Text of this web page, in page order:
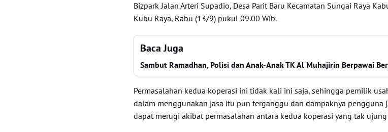
Bizpark Jalan Arteri Supadio, Desa Parit Baru Kecamatan Sungai Raya
Kubu Raya, Rabu (13/9) pukul 09.00 Wib.
Baca Juga
Sambut Ramadhan, Polisi dan Anak-Anak TK Al Muhajirin Berpawai
Permasalahan kedua koperasi ini tidak kali ini saja, sehingga pemilik
dalam menggunakan jasa itu pun terganggu dan dampaknya pengguna
dapat merugi akibat permasalahan antara kedua koperasi yang tak